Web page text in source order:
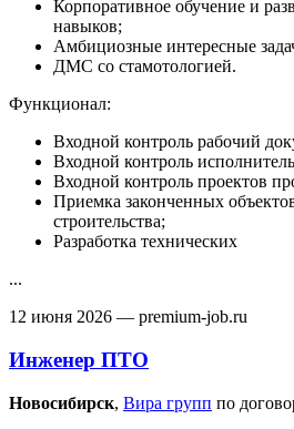
Корпоративное обучение и
навыков;
Амбициозные интересные
ДМС со стамотологией.
Функционал:
Входной контроль рабочий
Входной контроль
Входной контроль проектов
Приемка законченных
строительства;
Разработка технических
...
12 июня 2026 — premium-job.ru
Инженер ПТО
Новосибирск‎, Вира групп по